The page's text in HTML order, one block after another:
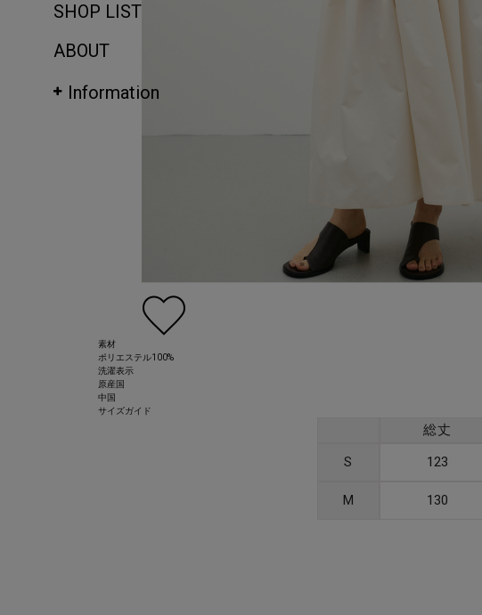
SHOP LIST
ABOUT
Information
素材
ポリエステル100%
洗濯表示
原産国
中国
サイズガイド
総丈
S
123
M 130